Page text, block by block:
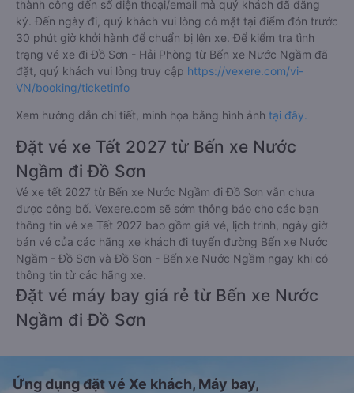
thành công đến số điện thoại/email mà quý khách đã đăng
ký. Đến ngày đi, quý khách vui lòng có mặt tại điểm đón trước
30 phút giờ khởi hành để chuẩn bị lên xe. Để kiểm tra tình
trạng vé xe đi Đồ Sơn - Hải Phòng từ Bến xe Nước Ngầm đã
đặt, quý khách vui lòng truy cập https://vexere.com/vi-
VN/booking/ticketinfo
Xem hướng dẫn chi tiết, minh họa bằng hình ảnh tại đây.
Đặt vé xe Tết 2027 từ Bến xe Nước
Ngầm đi Đồ Sơn
Vé xe tết 2027 từ Bến xe Nước Ngầm đi Đồ Sơn vẫn chưa
được công bố. Vexere.com sẽ sớm thông báo cho các bạn
thông tin vé xe Tết 2027 bao gồm giá vé, lịch trình, ngày giờ
bán vé của các hãng xe khách đi tuyến đường Bến xe Nước
Ngầm - Đồ Sơn và Đồ Sơn - Bến xe Nước Ngầm ngay khi có
thông tin từ các hãng xe.
Đặt vé máy bay giá rẻ từ Bến xe Nước
Ngầm đi Đồ Sơn
Ứng dụng đặt vé Xe khách, Máy bay,